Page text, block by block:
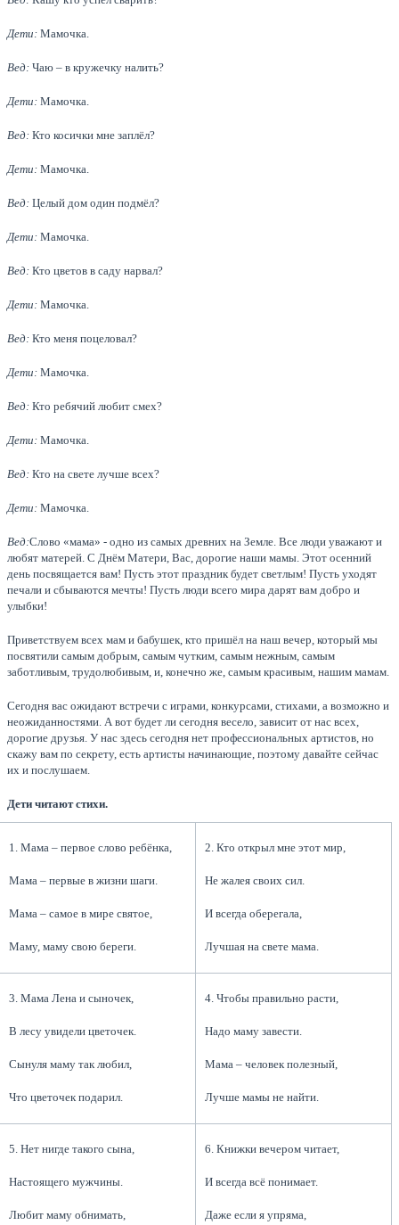
Дети: Мамочка.
Вед: Чаю – в кружечку налить?
Дети: Мамочка.
Вед: Кто косички мне заплёл?
Дети: Мамочка.
Вед: Целый дом один подмёл?
Дети: Мамочка.
Вед: Кто цветов в саду нарвал?
Дети: Мамочка.
Вед: Кто меня поцеловал?
Дети: Мамочка.
Вед: Кто ребячий любит смех?
Дети: Мамочка.
Вед: Кто на свете лучше всех?
Дети: Мамочка.
Вед:Слово «мама» - одно из самых древних на Земле. Все люди уважают и
любят матерей. С Днём Матери, Вас, дорогие наши мамы. Этот осенний
день посвящается вам! Пусть этот праздник будет светлым! Пусть уходят
печали и сбываются мечты! Пусть люди всего мира дарят вам добро и
улыбки!
Приветствуем всех мам и бабушек, кто пришёл на наш вечер, который мы
посвятили самым добрым, самым чутким, самым нежным, самым
заботливым, трудолюбивым, и, конечно же, самым красивым, нашим мамам.
Сегодня вас ожидают встречи с играми, конкурсами, стихами, а возможно и
неожиданностями. А вот будет ли сегодня весело, зависит от нас всех,
дорогие друзья. У нас здесь сегодня нет профессиональных артистов, но
скажу вам по секрету, есть артисты начинающие, поэтому давайте сейчас
их и послушаем.
Дети читают стихи.
1. Мама – первое слово ребёнка,
Мама – первые в жизни шаги.
Мама – самое в мире святое,
Маму, маму свою береги.
2. Кто открыл мне этот мир,
Не жалея своих сил.
И всегда оберегала,
Лучшая на свете мама.
3. Мама Лена и сыночек,
В лесу увидели цветочек.
Сынуля маму так любил,
Что цветочек подарил.
4. Чтобы правильно расти,
Надо маму завести.
Мама – человек полезный,
Лучше мамы не найти.
5. Нет нигде такого сына,
Настоящего мужчины.
Любит маму обнимать,
6. Книжки вечером читает,
И всегда всё понимает.
Даже если я упряма,